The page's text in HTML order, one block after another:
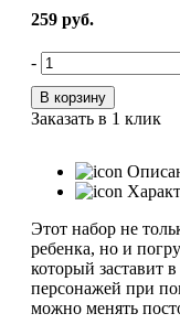
259 руб.
-
В корзину
Заказать в 1 клик
Этот набор не
ребенка, но и
который заставит
персонажей при
можно менять